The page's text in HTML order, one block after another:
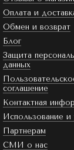
Оплата и
Обмен и возврат
Блог
Защита
данных
соглашение
Контактная
Использование и
Партнерам
СМИ о нас